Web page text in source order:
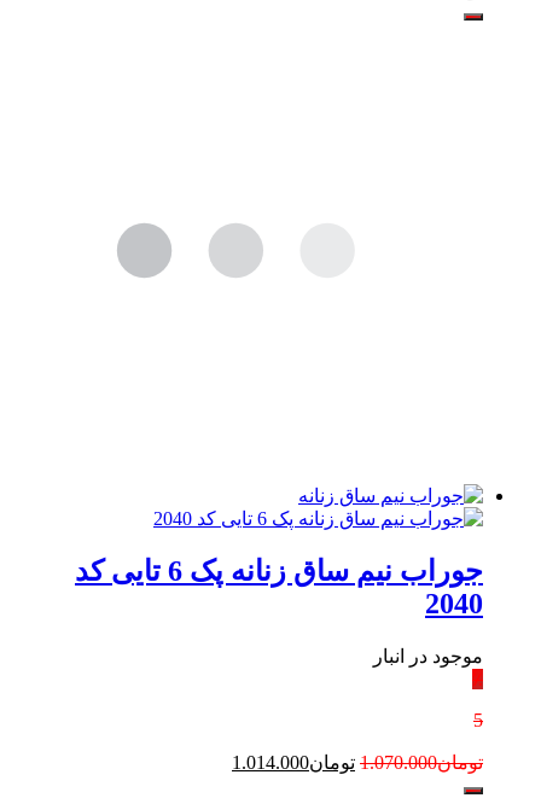
جوراب نیم ساق زنانه پک 6 تایی کد
2040
موجود در انبار
٪
5
تومان1.070.000 تومان1.014.000